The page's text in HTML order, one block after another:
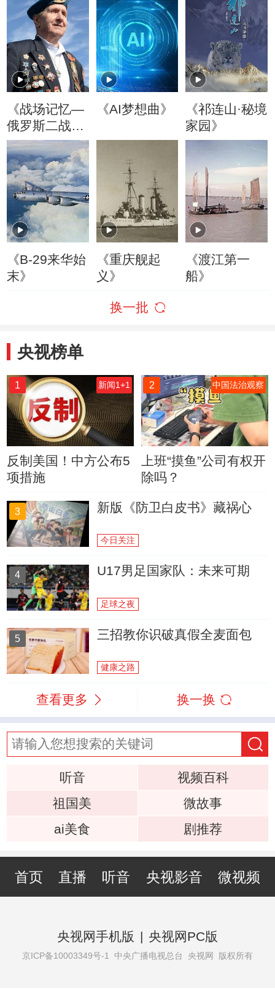
《战场记忆—
俄罗斯二战老
兵口述历史》
(精编版)
《AI梦想曲》
《祁连山·秘境
家园》
《B-29来华始
末》
《重庆舰起
义》
《渡江第一
船》
换一批
央视榜单
1 新闻1+1
反制美国！中方公布5
项措施
2 中国法治观察
上班“摸鱼”公司有权开
除吗？
3 新版《防卫白皮书》藏祸心
今日关注
4 U17男足国家队：未来可期
足球之夜
5 三招教你识破真假全麦面包
健康之路
查看更多 换一换
听音
视频百科
祖国美
微故事
ai美食
剧推荐
首页 直播 听音 央视影音 微视频
央视网手机版 | 央视网PC版
京ICP备10003349号-1 中央广播电视总台 央视网 版权所有